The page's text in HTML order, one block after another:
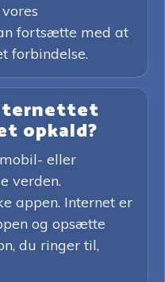
fortsætte med at
forbindelse.
opkald?
eller
verden.
appen. Internet er
og opsætte
du ringer til,